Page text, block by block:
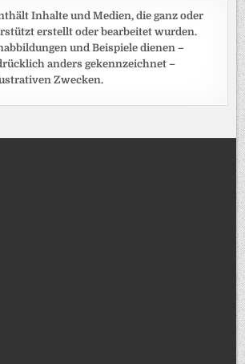
Inhalte und Medien, die ganz oder
erstellt oder bearbeitet wurden.
und Beispiele dienen –
anders gekennzeichnet –
Zwecken.